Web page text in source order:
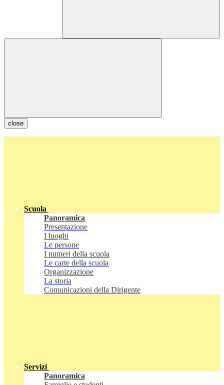
close
Scuola
Panoramica
Presentazione
I luoghi
Le persone
I numeri della scuola
Le carte della scuola
Organizzazione
La storia
Comunicazioni della Dirigente
Servizi
Panoramica